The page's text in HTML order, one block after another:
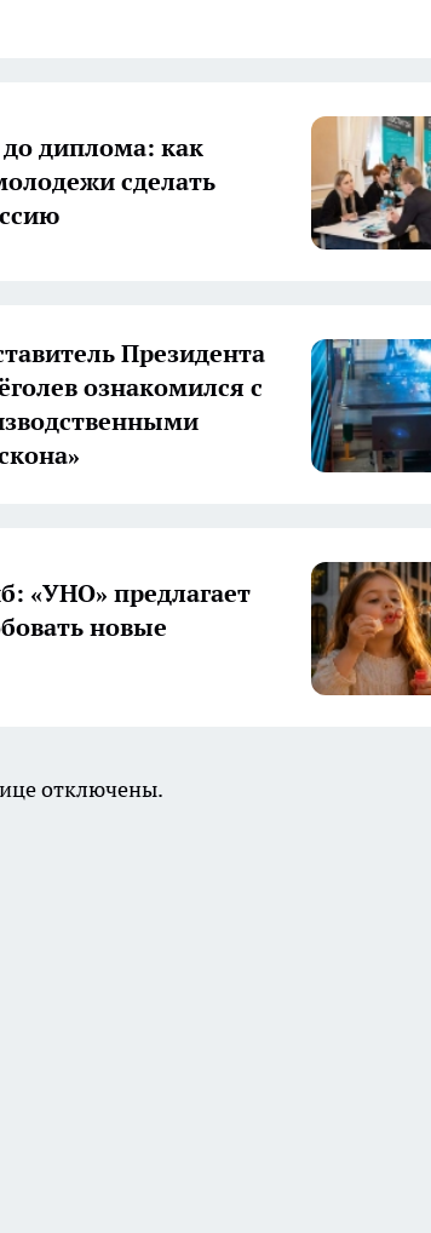
диплома: как
сделать
Президента
ознакомился с
«УНО» предлагает
новые
отключены.